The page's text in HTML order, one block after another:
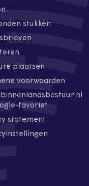
stukken
plaatsen
voorwaarden
favoriet
statement